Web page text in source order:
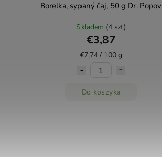
Borelka, sypaný čaj, 50 g Dr. Popov
Skladem (4 szt)
€3,87
€7,74 / 100 g
Do koszyka